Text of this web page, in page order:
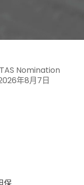
Nomination
年8月7日